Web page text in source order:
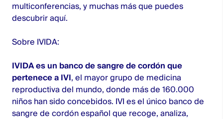
multiconferencias, y muchas más que puedes
descubrir aquí.
Sobre IVIDA:
IVIDA es un banco de sangre de cordón que
pertenece a IVI, el mayor grupo de medicina
reproductiva del mundo, donde más de 160.000
niños han sido concebidos. IVI es el único banco de
sangre de cordón español que recoge, analiza,